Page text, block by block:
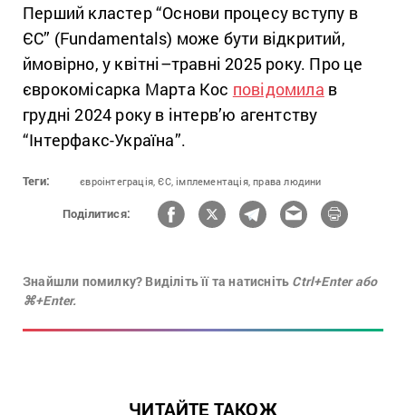
Перший кластер “Основи процесу вступу в
ЄС” (Fundamentals) може бути відкритий,
ймовірно, у квітні–травні 2025 року. Про це
єврокомісарка Марта Кос повідомила в
грудні 2024 року в інтерв’ю агентству
“Інтерфакс-Україна”.
Теги: євроінтеграція, ЄС, імплементація, права людини
Поділитися:
Знайшли помилку? Виділіть її та натисніть Ctrl+Enter або
⌘+Enter.
ЧИТАЙТЕ ТАКОЖ